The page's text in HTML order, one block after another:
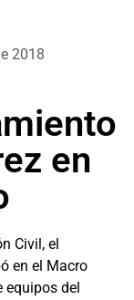
2018
en
Civil, el
en el Macro
equipos del